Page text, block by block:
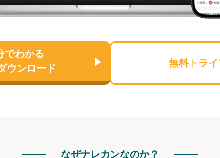
でわかる
ウンロード
無料トラ
なぜナレカンなのか？